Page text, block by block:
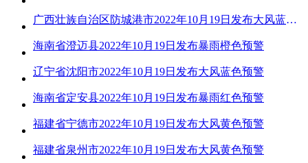
广西壮族自治区防城港市2022年10月19日发布大风蓝色预警
海南省澄迈县2022年10月19日发布暴雨橙色预警
辽宁省沈阳市2022年10月19日发布大风蓝色预警
海南省定安县2022年10月19日发布暴雨红色预警
福建省宁德市2022年10月19日发布大风黄色预警
福建省泉州市2022年10月19日发布大风黄色预警